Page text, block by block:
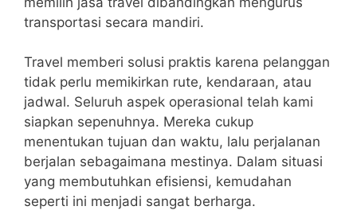
transportasi secara mandiri.
Travel memberi solusi praktis karena pelanggan
tidak perlu memikirkan rute, kendaraan, atau
jadwal. Seluruh aspek operasional telah kami
siapkan sepenuhnya. Mereka cukup
menentukan tujuan dan waktu, lalu perjalanan
berjalan sebagaimana mestinya. Dalam situasi
yang membutuhkan efisiensi, kemudahan
seperti ini menjadi sangat berharga.